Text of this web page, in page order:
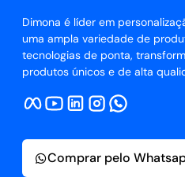
Dimona é líder em
uma ampla variedade de
tecnologias de ponta,
produtos únicos e de alta
Comprar pelo